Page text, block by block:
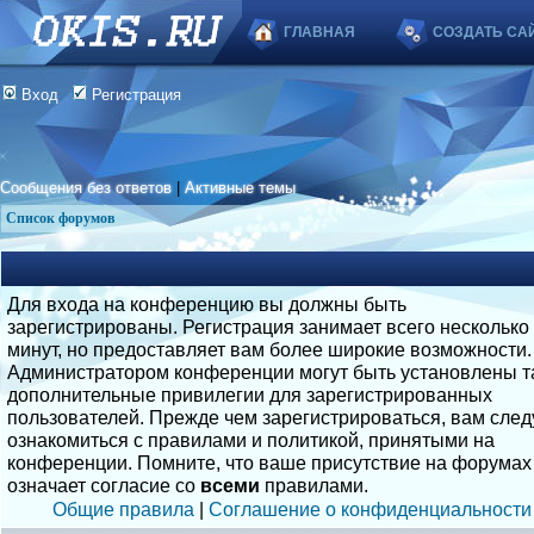
ГЛАВНАЯ СОЗДАТЬ
Вход Регистрация
Сообщения без ответов |Активные темы
Список форумов
Для входа на конференцию вы должны быть
зарегистрированы. Регистрация занимает всего несколько
минут, но предоставляет вам более широкие возможности.
Администратором конференции могут быть установлены
дополнительные привилегии для зарегистрированных
пользователей. Прежде чем зарегистрироваться, вам
ознакомиться с правилами и политикой, принятыми на
конференции. Помните, что ваше присутствие на форумах
означает согласие со всеми правилами.
Общие правила | Соглашение о конфиденциальности